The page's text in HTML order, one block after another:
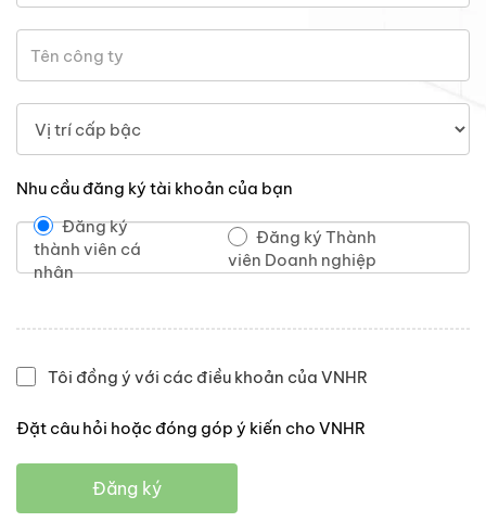
Nhu cầu đăng ký tài khoản của bạn
Đăng ký
thành viên cá
nhân
Đăng ký Thành
viên Doanh nghiệp
Tôi đồng ý với các điều khoản của VNHR
Đặt câu hỏi hoặc đóng góp ý kiến cho VNHR
Đăng ký